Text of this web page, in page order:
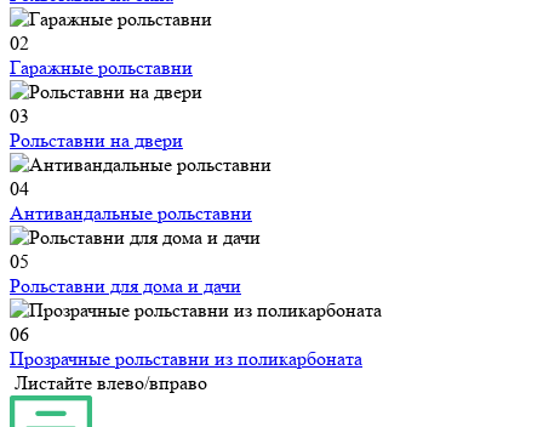
02
Гаражные рольставни
03
Рольставни на двери
04
Антивандальные рольставни
05
Рольставни для дома и дачи
06
Прозрачные рольставни из поликарбоната
Листайте влево/вправо